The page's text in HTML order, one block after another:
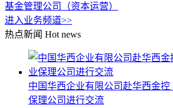
基金管理公司（资本运营）
进入业务频道>>
热点新闻 Hot news
中国华西企业有限公司赴华西金
保理公司进行交流